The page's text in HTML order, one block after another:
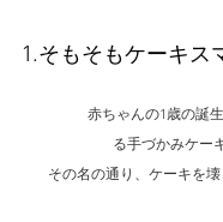
1.そもそもケーキス
赤ちゃんの1歳の誕
る手づかみケー
その名の通り、ケーキを